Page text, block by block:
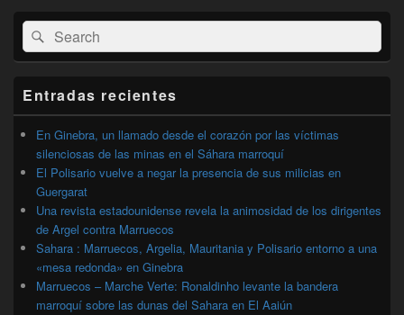
El
área
de
lateral
primaria
Buscar
por:
Buscar
Entradas recientes
En Ginebra, un llamado desde el corazón por las víctimas
silenciosas de las minas en el Sáhara marroquí
El Polisario vuelve a negar la presencia de sus milicias en
Guergarat
Una revista estadounidense revela la animosidad de los dirigentes
de Argel contra Marruecos
Sahara : Marruecos, Argelia, Mauritania y Polisario entorno a una
«mesa redonda» en Ginebra
Marruecos – Marche Verte: Ronaldinho levante la bandera
marroquí sobre las dunas del Sahara en El Aaiún